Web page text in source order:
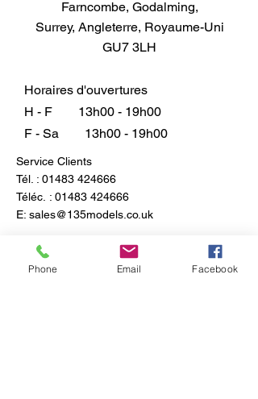
membrane
Temps de séchage - 24 heures
Comment nettoyer - L'excès de
d'un chiffon humide. Le produit
est permanent une fois sec.
Farncombe, Godalming,
Surrey, Angleterre, Royaume-Uni
GU7 3LH
Horaires d'ouvertures
H - F
13h00 - 19h00
F - Sa
13h00 - 19h00
Service Clients
Tél. : 01483 424666
Téléc. : 01483 424666
E: sales@135models.co.uk
FAQ
Expédition & retours
Phone Email Facebook